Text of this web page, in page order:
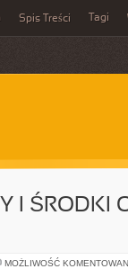
Spis Treści Tagi
I ŚRODKI
MOŻLIWOŚĆ